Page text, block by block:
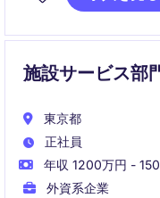
整を円滑に進める重
施設サービス部
東京都
正社員
年収 1200万円 -
外資系企業